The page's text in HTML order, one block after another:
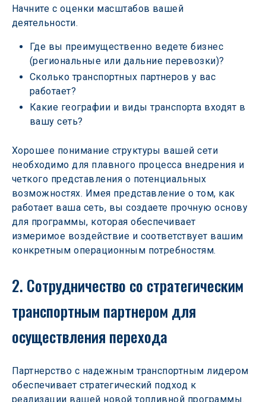
Начните с оценки масштабов вашей
деятельности.
Где вы преимущественно ведете бизнес
(региональные или дальние перевозки)?
Сколько транспортных партнеров у вас
работает?
Какие географии и виды транспорта входят в
вашу сеть?
Хорошее понимание структуры вашей сети
необходимо для плавного процесса внедрения и
четкого представления о потенциальных
возможностях. Имея представление о том, как
работает ваша сеть, вы создаете прочную основу
для программы, которая обеспечивает
измеримое воздействие и соответствует вашим
конкретным операционным потребностям.
2. Сотрудничество со стратегическим
транспортным партнером для
осуществления перехода
Партнерство с надежным транспортным лидером
обеспечивает стратегический подход к
реализации вашей новой топливной программы.